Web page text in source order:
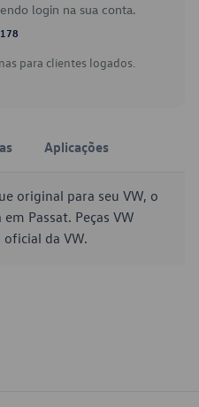
login na sua conta.
para clientes logados.
Aplicações
original para seu VW, o
Passat. Peças VW
da VW.